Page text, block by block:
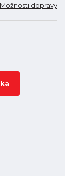
Možnosti dopravy